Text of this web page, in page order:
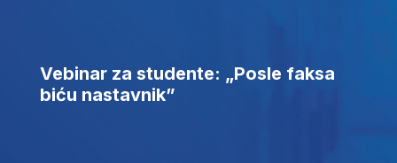
Vebinar za studente: „Posle faksa
biću nastavnik”